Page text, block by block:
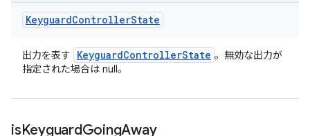
KeyguardControllerState
出力を表す KeyguardControllerState 。無効な出力が
指定された場合は null。
isKeyguardGoingAway